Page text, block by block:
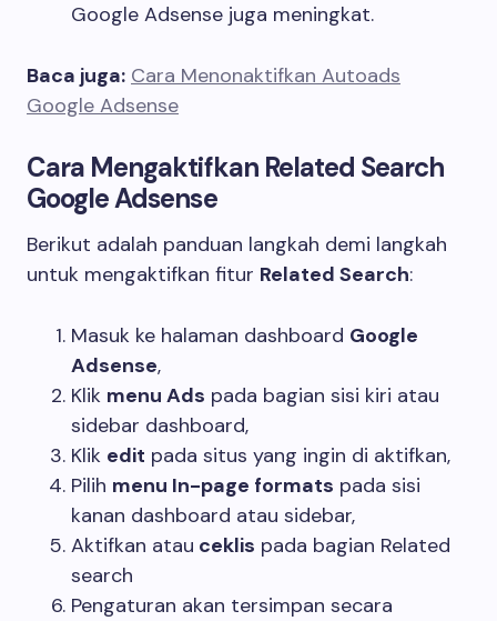
Google Adsense juga meningkat.
Baca juga: Cara Menonaktifkan Autoads
Google Adsense
Cara Mengaktifkan Related Search
Google Adsense
Berikut adalah panduan langkah demi langkah
untuk mengaktifkan fitur Related Search:
Masuk ke halaman dashboard Google
Adsense,
Klik menu Ads pada bagian sisi kiri atau
sidebar dashboard,
Klik edit pada situs yang ingin di aktifkan,
Pilih menu In-page formats pada sisi
kanan dashboard atau sidebar,
Aktifkan atau ceklis pada bagian Related
search
Pengaturan akan tersimpan secara